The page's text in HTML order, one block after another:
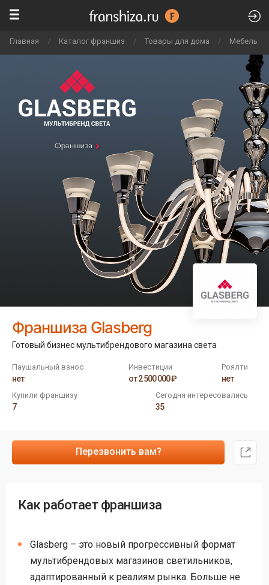
Главная / Каталог франшиз / Товары для дома / Мебель и
Франшиза Glasberg
Готовый бизнес мультибрендового магазина света
Паушальный взнос
нет
Инвестиции
от 2 500 000 ₽
Роялти
нет
Купили франшизу
7
Сегодня интересовались
35
Перезвонить вам?
Как работает франшиза
Glasberg – это новый прогрессивный формат
мультибрендовых магазинов светильников,
адаптированный к реалиям рынка. Больше не